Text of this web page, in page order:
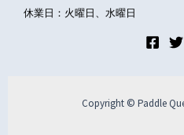
休業日：火曜日、水曜日
Copyright © Paddle